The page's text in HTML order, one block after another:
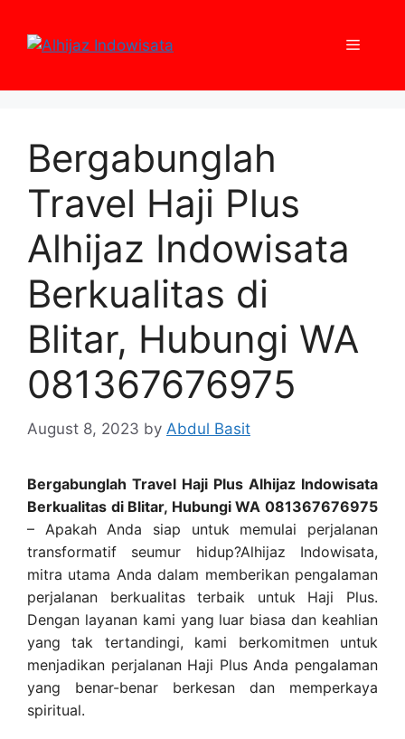
content
Menu
Bergabunglah
Travel Haji Plus
Alhijaz Indowisata
Berkualitas di
Blitar, Hubungi WA
081367676975
August 8, 2023 by Abdul Basit
Bergabunglah Travel Haji Plus Alhijaz Indowisata
Berkualitas di Blitar, Hubungi WA 081367676975
– Apakah Anda siap untuk memulai perjalanan
transformatif seumur hidup?Alhijaz Indowisata,
mitra utama Anda dalam memberikan pengalaman
perjalanan berkualitas terbaik untuk Haji Plus.
Dengan layanan kami yang luar biasa dan keahlian
yang tak tertandingi, kami berkomitmen untuk
menjadikan perjalanan Haji Plus Anda pengalaman
yang benar-benar berkesan dan memperkaya
spiritual.